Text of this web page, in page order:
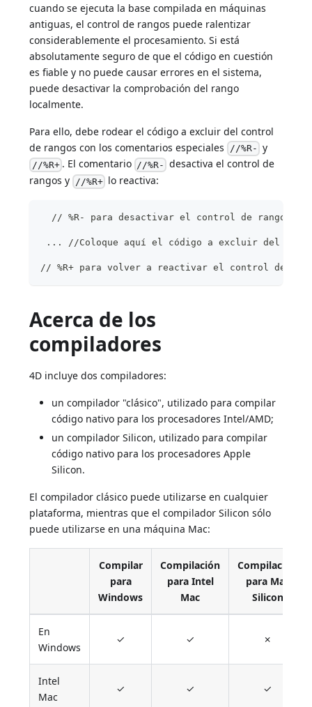
cuando se ejecuta la base compilada en máquinas
antiguas, el control de rangos puede ralentizar
considerablemente el procesamiento. Si está
absolutamente seguro de que el código en cuestión
es fiable y no puede causar errores en el sistema,
puede desactivar la comprobación del rango
localmente.
Para ello, debe rodear el código a excluir del control
de rangos con los comentarios especiales //%R- y
//%R+ . El comentario //%R- desactiva el control de
rangos y //%R+ lo reactiva:
  // %R- para desactivar el control de rangos
... //Coloque aquí el código a excluir del
// %R+ para volver a reactivar el control de
Acerca de los
compiladores
4D incluye dos compiladores:
un compilador "clásico", utilizado para compilar
código nativo para los procesadores Intel/AMD;
un compilador Silicon, utilizado para compilar
código nativo para los procesadores Apple
Silicon.
El compilador clásico puede utilizarse en cualquier
plataforma, mientras que el compilador Silicon sólo
puede utilizarse en una máquina Mac:
Compilar
para
Windows
Compilación
para Intel
Mac
Compilación
para Mac
Silicon
En
Windows
✓ ✓ ✗
Intel
Mac
✓ ✓ ✓